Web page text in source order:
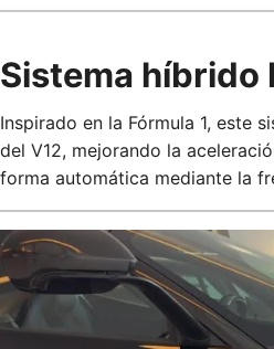
Sistema híbrido
Inspirado en la Fórmula 1, este
del V12, mejorando la
forma automática mediante la